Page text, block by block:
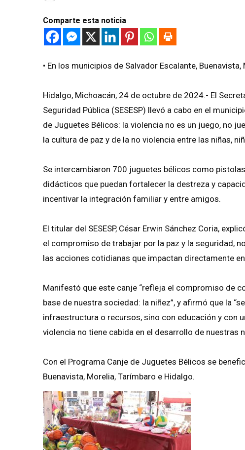
Comparte esta noticia
• En los municipios de Salvador Escalante,
Hidalgo, Michoacán, 24 de octubre de 2024.- El
Seguridad Pública (SESESP) llevó a cabo en el
de Juguetes Bélicos: la violencia no es un juego, no
la cultura de paz y de la no violencia entre las niñas,
Se intercambiaron 700 juguetes bélicos como
didácticos que puedan fortalecer la destreza y
incentivar la integración familiar y entre amigos.
El titular del SESESP, César Erwin Sánchez Coria,
el compromiso de trabajar por la paz y la seguridad,
las acciones cotidianas que impactan directamente
Manifestó que este canje “refleja el compromiso de
base de nuestra sociedad: la niñez”, y afirmó que la
infraestructura o recursos, sino con educación y con
violencia no tiene cabida en el desarrollo de nuestras
Con el Programa Canje de Juguetes Bélicos se
Buenavista, Morelia, Tarímbaro e Hidalgo.